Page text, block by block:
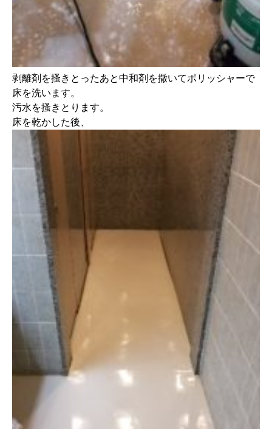
剥離剤を搔きとったあと中和剤を撒いてポリッシャーで
床を洗います。
汚水を搔きとります。
床を乾かした後、